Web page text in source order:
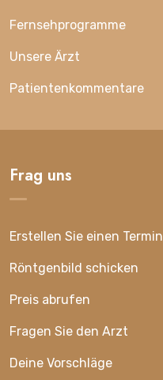
Fernsehprogramme
Unsere Ärzt
Patientenkommentare
Frag uns
Erstellen Sie einen Termin
Röntgenbild schicken
Preis abrufen
Fragen Sie den Arzt
Deine Vorschläge